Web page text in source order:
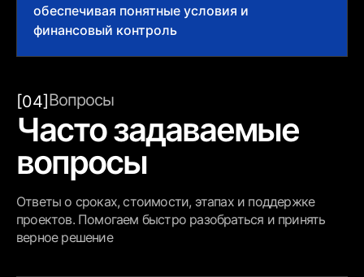
обеспечивая понятные условия и
финансовый контроль
[04]Вопросы
Часто задаваемые
вопросы
Ответы о сроках, стоимости, этапах и поддержке
проектов. Помогаем быстро разобраться и принять
верное решение